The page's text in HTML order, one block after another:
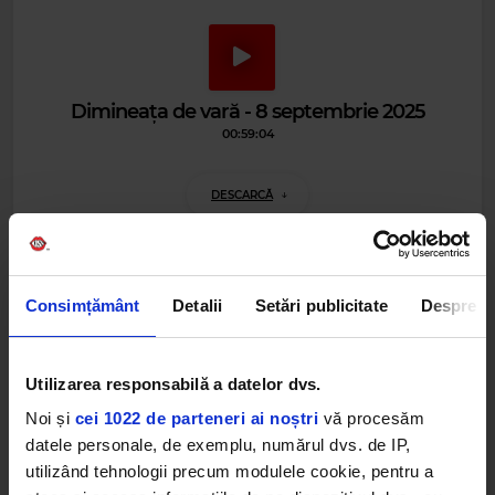
Consimțământ Detalii Setări publicitate Despre
Utilizarea responsabilă a datelor dvs.
Noi și cei 1022 de parteneri ai noștri vă procesăm
datele personale, de exemplu, numărul dvs. de IP,
utilizând tehnologii precum modulele cookie, pentru a
Dimineața de vară - 8 septembrie 2025
00:59:04
DESCARCĂ
Alte podcasturi
5 SEPTEMBRIE 2025 –00:54:27
Dimineața de vară - 4 septembrie 2025
4 SEPTEMBRIE 2025 –